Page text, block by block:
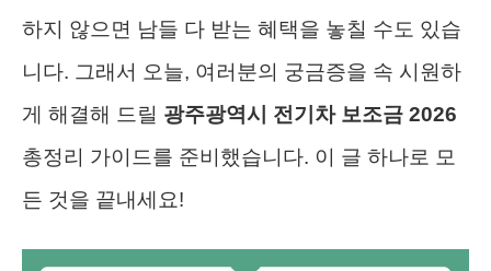
하지 않으면 남들 다 받는 혜택을 놓칠 수도 있습
니다. 그래서 오늘, 여러분의 궁금증을 속 시원하
게 해결해 드릴 광주광역시 전기차 보조금 2026
총정리 가이드를 준비했습니다. 이 글 하나로 모
든 것을 끝내세요!